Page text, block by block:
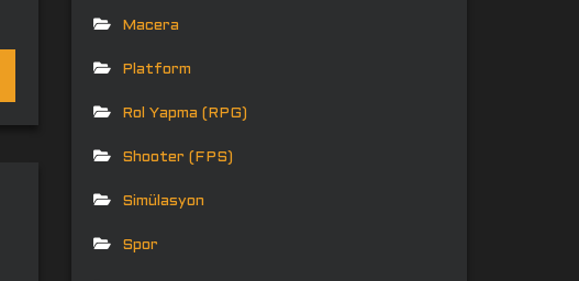
Macera
Platform
Rol Yapma (RPG)
Shooter (FPS)
Simülasyon
Spor